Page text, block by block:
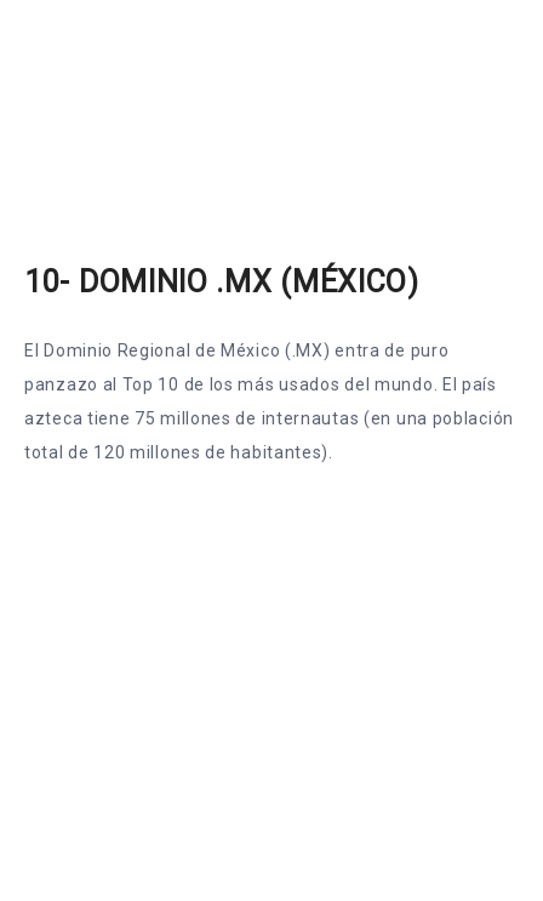
10- DOMINIO .MX (MÉXICO)
El Dominio Regional de México (.MX) entra de puro
panzazo al Top 10 de los más usados del mundo. El país
azteca tiene 75 millones de internautas (en una población
total de 120 millones de habitantes).